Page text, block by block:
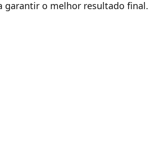
garantir o melhor resultado final.